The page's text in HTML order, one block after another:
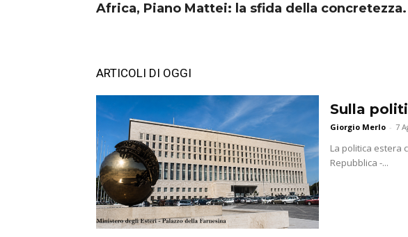
Africa, Piano Mattei: la sfida della concretezza.
ARTICOLI DI OGGI
Sulla
Giorgio Merlo - 7
La politica estera
Repubblica -...